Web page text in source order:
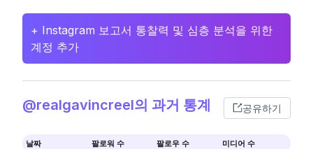
+ Instagram 보고서 통찰력 및 심층 분석을 위한
계정 추가
@realgavincreel의 과거 통계 공유하기
날짜 팔로워 수 팔로우 수 미디어 수